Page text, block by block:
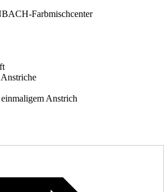
Farbmischcenter
Anstrich